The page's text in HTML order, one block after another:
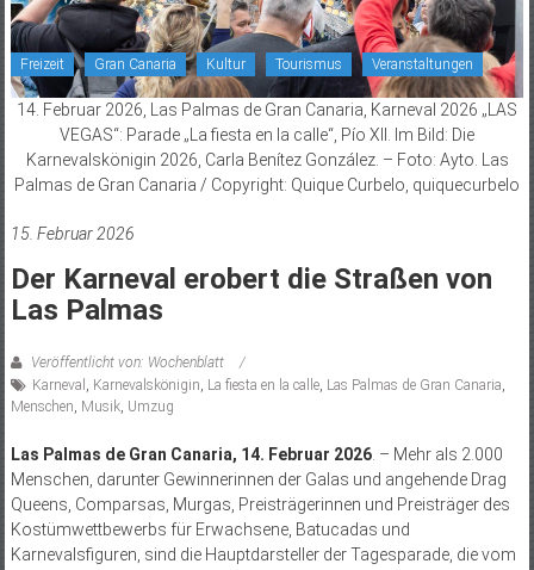
Freizeit Gran Canaria Kultur Tourismus Veranstaltungen
14. Februar 2026, Las Palmas de Gran Canaria, Karneval 2026 „LAS
VEGAS“: Parade „La fiesta en la calle“, Pío XII. Im Bild: Die
Karnevalskönigin 2026, Carla Benítez González. – Foto: Ayto. Las
Palmas de Gran Canaria / Copyright: Quique Curbelo, quiquecurbelo
15. Februar 2026
Der Karneval erobert die Straßen von
Las Palmas
Veröffentlicht von: Wochenblatt
Karneval
Karnevalskönigin La fiesta en la calle, Las Palmas de Gran Canaria
Menschen Musik, Umzug
Las Palmas de Gran Canaria, 14. Februar 2026. – Mehr als 2.000
Menschen, darunter Gewinnerinnen der Galas und angehende Drag
Queens, Comparsas, Murgas, Preisträgerinnen und Preisträger des
Kostümwettbewerbs für Erwachsene, Batucadas und
Karnevalsfiguren, sind die Hauptdarsteller der Tagesparade, die vom